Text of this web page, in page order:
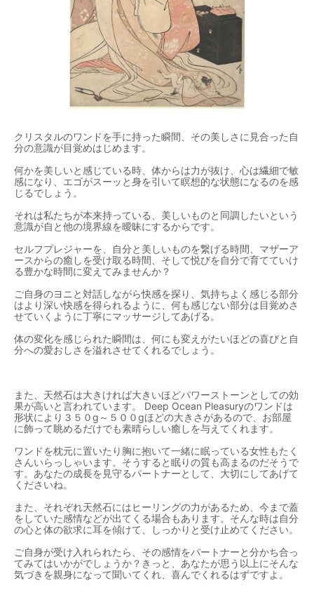
クリスタルのワンドを手に持った瞬間、その美しさに見合った自
分の意識が目覚めはじめます。
何かを美しいと感じている時、体からは力が抜け、心は繊細で敏
感になり、エゴがスーッと身を引いて瞑想的な状態になるのを感
じるでしょう。
それは私たちが本来持っている、美しいものと同調したいという
意識が自と他の境界線を曖昧にするからです。
セルフプレジャーを、自分と美しいものを繋げる時間、マザーア
ースからの癒しを受け取る時間、そして悦びを自分で育てていけ
る豊かな時間に変えてみませんか？
ご自身のヨニと対話しながら快感を探り、気持ちよく感じる部分
はより深い快感を得られるように、何も感じない部分は目覚めさ
せていくように丁寧にマッサージしてあげる。
体の変化を感じられた瞬間は、何にも変えがたいほどの喜びと自
分への愛おしさを溢れさせてくれるでしょう。
また、天然石は大きければ大きいほどパワーストーンとしての効
果が高いと言われています。 Deep Ocean Pleasuryのワンドは
形状により３５０g～５００gほどの大きさがあるので、お部屋
に飾って眺めるだけでも素晴らしい癒しを与えてくれます。
ワンドを枕元に置いたり胸に抱いて一緒に眠っている女性もたく
さんいらっしゃいます。そうすると眠りの質も高まるのだそうで
す。あなたの成長を見守るパートナーとして、大切にしてあげて
くださいね。
また、それぞれ天然石にはヒーリングの力があるため、今まで蓋
をしていた感情などが出てくる場合もあります。そんな時は自分
の心と体の欲求に耳を傾けて、しっかりと受け止めてください。
ご自身が受け入れられたら、その感情をパートナーと分かち合っ
てみてはいかがでしょうか？きっと、あなたが思う以上にそんな
気づきを親身になって聞いてくれ、喜んでくれるはずですよ。